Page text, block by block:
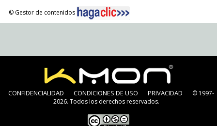
© Gestor de contenidos
CONFIDENCIALIDAD CONDICIONES DE USO PRIVACIDAD
© 1997-
2026. Todos los derechos reservados.